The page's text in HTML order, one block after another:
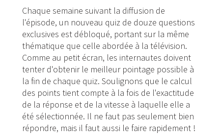
Chaque semaine suivant la diffusion de
l'épisode, un nouveau quiz de douze questions
exclusives est débloqué, portant sur la même
thématique que celle abordée à la télévision.
Comme au petit écran, les internautes doivent
tenter d'obtenir le meilleur pointage possible à
la fin de chaque quiz. Soulignons que le calcul
des points tient compte à la fois de l'exactitude
de la réponse et de la vitesse à laquelle elle a
été sélectionnée. Il ne faut pas seulement bien
répondre, mais il faut aussi le faire rapidement !